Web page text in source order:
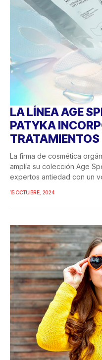
LA LÍNEA AGE
PATYKA
TRATAMIENTOS
La firma de cosmética
amplía su colección Age
expertos antiedad con un
15 OCTUBRE, 2024